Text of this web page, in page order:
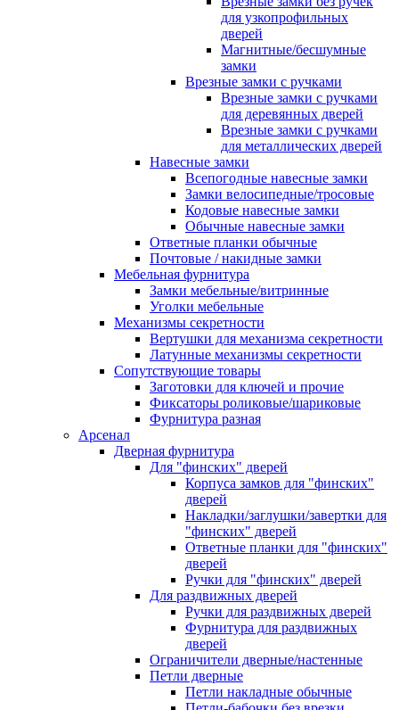
для узкопрофильных
дверей
Магнитные/бесшумные
замки
Врезные замки с ручками
Врезные замки с ручками
для деревянных дверей
Врезные замки с ручками
для металлических дверей
Навесные замки
Всепогодные навесные замки
Замки велосипедные/тросовые
Кодовые навесные замки
Обычные навесные замки
Ответные планки обычные
Почтовые / накидные замки
Мебельная фурнитура
Замки мебельные/витринные
Уголки мебельные
Механизмы секретности
Вертушки для механизма секретности
Латунные механизмы секретности
Сопутствующие товары
Заготовки для ключей и прочие
Фиксаторы роликовые/шариковые
Фурнитура разная
Арсенал
Дверная фурнитура
Для "финских" дверей
Корпуса замков для "финских"
дверей
Накладки/заглушки/завертки для
"финских" дверей
Ответные планки для "финских"
дверей
Ручки для "финских" дверей
Для раздвижных дверей
Ручки для раздвижных дверей
Фурнитура для раздвижных
дверей
Ограничители дверные/настенные
Петли дверные
Петли накладные обычные